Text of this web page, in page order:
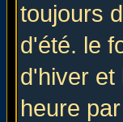
toujours
d'été. le
d'hiver et
heure